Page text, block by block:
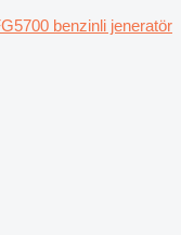
benzinli jeneratör